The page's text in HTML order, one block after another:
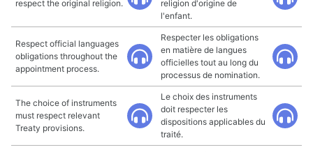
respect the original religion.
religion d'origine de
l'enfant.
Respect official languages
obligations throughout the
appointment process.
Respecter les obligations
en matière de langues
officielles tout au long du
processus de nomination.
The choice of instruments
must respect relevant
Treaty provisions.
Le choix des instruments
doit respecter les
dispositions applicables du
traité.